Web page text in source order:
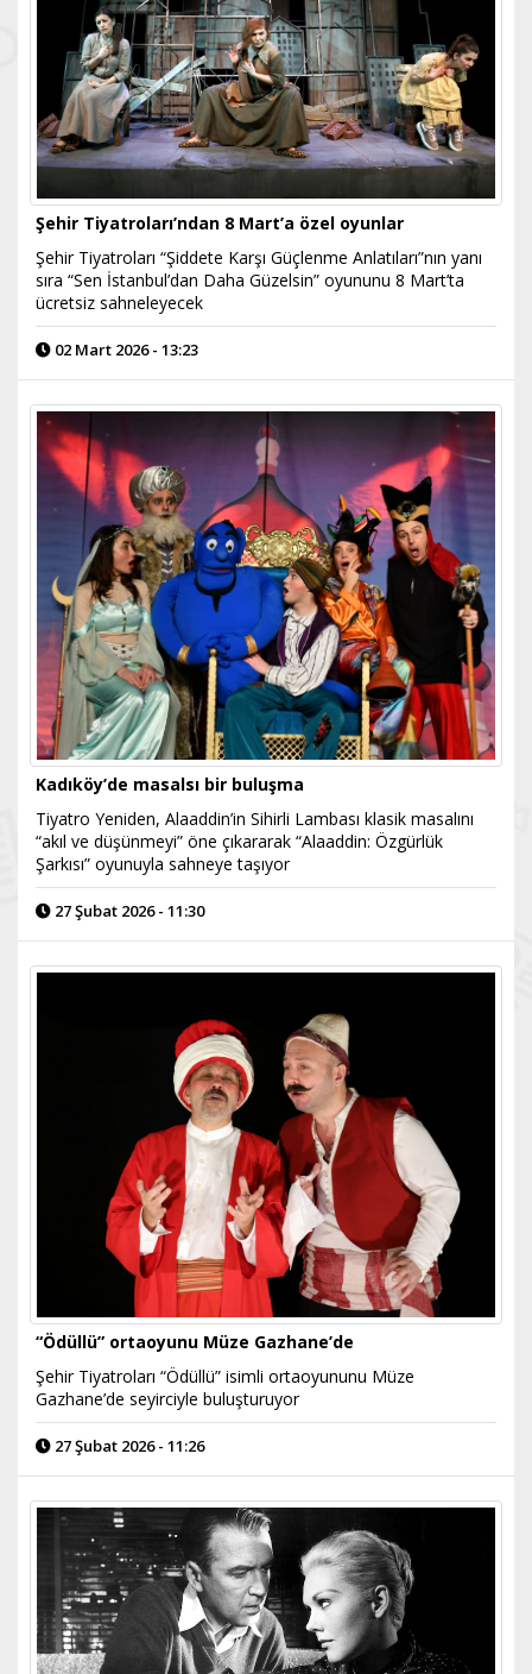
Şehir Tiyatroları’ndan 8 Mart’a özel oyunlar
Şehir Tiyatroları “Şiddete Karşı Güçlenme Anlatıları”nın yanı
sıra “Sen İstanbul’dan Daha Güzelsin” oyununu 8 Mart’ta
ücretsiz sahneleyecek
02 Mart 2026 - 13:23
Kadıköy’de masalsı bir buluşma
Tiyatro Yeniden, Alaaddin’in Sihirli Lambası klasik masalını
“akıl ve düşünmeyi” öne çıkararak “Alaaddin: Özgürlük
Şarkısı” oyunuyla sahneye taşıyor
27 Şubat 2026 - 11:30
“Ödüllü” ortaoyunu Müze Gazhane’de
Şehir Tiyatroları “Ödüllü” isimli ortaoyununu Müze
Gazhane’de seyirciyle buluşturuyor
27 Şubat 2026 - 11:26